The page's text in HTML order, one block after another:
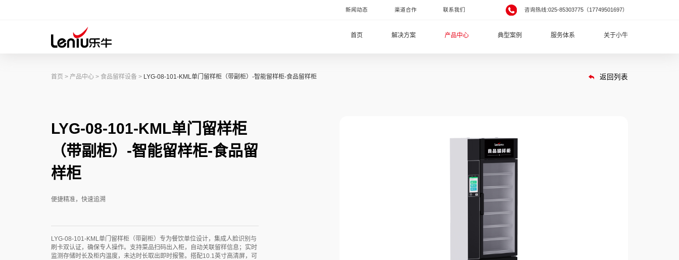
新闻动态 渠道合作 联系我们 咨询热线:025-85303775（17749501697）
首页 解决方案 产品中心 典型案例 服务体系 关于小牛
首页 > 产品中心> 食品留样设备> LYG-08-101-KML单门留样柜（带副柜）-智能留样柜-食品留样柜 返回列表
LYG-08-101-KML单门留样柜
（带副柜）-智能留样柜-食品留
样柜
便捷精准，快速追溯
LYG-08-101-KML单门留样柜（带副柜）专为餐饮单位设计，集成人脸识别与
刷卡双认证，确保专人操作。支持菜品扫码出入柜，自动关联留样信息；实时
监测存储时长及柜内温度，未达时长取出即时报警。搭配10.1英寸高清屏，可